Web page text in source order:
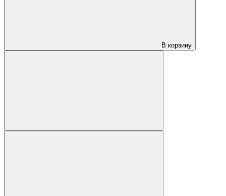
В корзину